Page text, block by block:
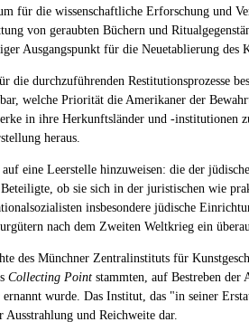
für die wissenschaftliche Erforschung und
von geraubten Büchern und
Ausgangspunkt für die Neuetablierung des
durchzuführenden Restitutionsprozesse
welche Priorität die Amerikaner der
in ihre Herkunftsländer und -
heraus.
eine Leerstelle hinzuweisen: die der
ob sie sich in der juristischen wie
insbesondere jüdische
nach dem Zweiten Weltkrieg ein
des Münchner Zentralinstituts für
Collecting Point stammten, auf Bestreben der
wurde. Das Institut, das "in seiner
und Reichweite dar.